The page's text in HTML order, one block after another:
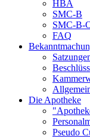
HBA
SMC-B
SMC-B-
FAQ
Die Apotheke
Pseudo